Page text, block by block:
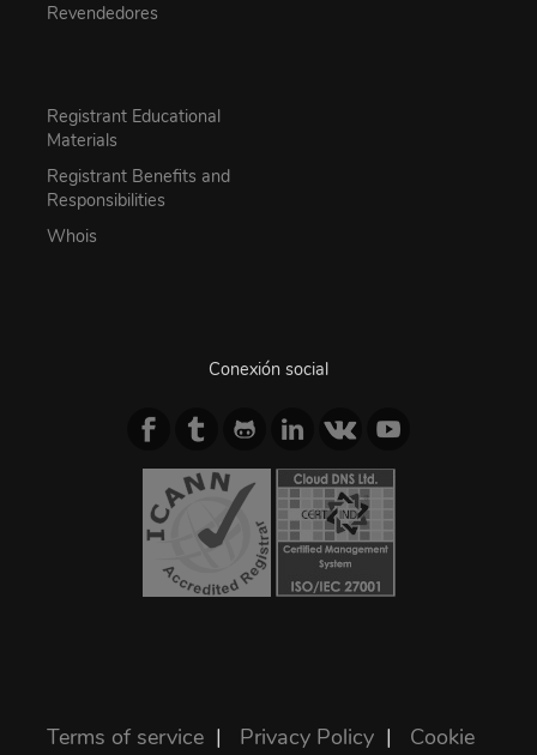
Revendedores
Registrant Educational
Materials
Registrant Benefits and
Responsibilities
Whois
Conexión social
Terms of service | Privacy Policy | Cookie